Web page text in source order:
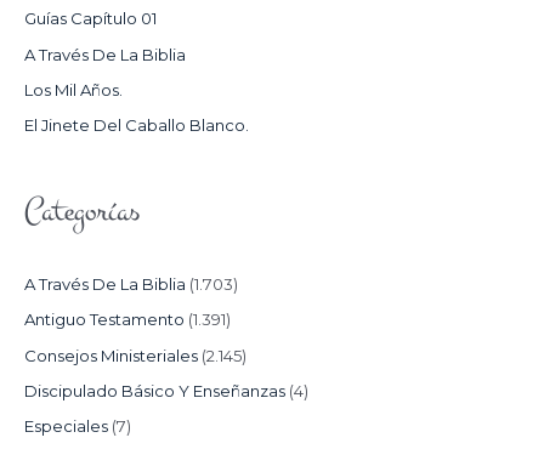
R
:
Guías Capítulo 01
A Través De La Biblia
Los Mil Años.
El Jinete Del Caballo Blanco.
Categorías
A Través De La Biblia (1.703)
Antiguo Testamento (1.391)
Consejos Ministeriales (2.145)
Discipulado Básico Y Enseñanzas (4)
Especiales (7)